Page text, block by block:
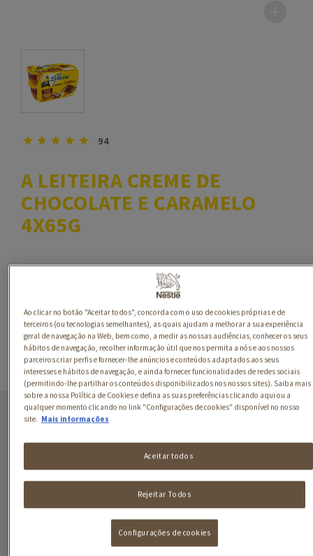
94
A LEITEIRA CREME DE
CHOCOLATE E CARAMELO
4X65G
Ingredientes
nata , açúcar, chocolate de
Ao clicar no botão "Aceitar todos", concorda com o uso de cookies próprias e de
terceiros (ou tecnologias semelhantes), as quais ajudam a melhorar a sua experiência
geral de navegação na Web, bem como, a medir as nossas audiências, conhecer os seus
hábitos de navegação, recolher informação útil que nos permita a nós e aos nossos
parceiros criar perfis e fornecer-lhe anúncios e conteúdos adaptados aos seus
interesses e hábitos de navegação, e ainda fornecer funcionalidades de redes sociais
(permitindo-lhe partilhar os conteúdos disponibilizados nos nossos sites). Saiba mais
sobre a nossa Política de Cookies e defina as suas preferências clicando aqui ou a
qualquer momento clicando no link "Configurações de cookies" disponível no nosso
site. Mais informações
Rejeitar Todos
Aceitar todos
Configurações de cookies